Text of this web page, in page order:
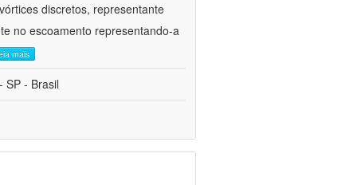
discretos, representante
no escoamento representando-a
mais
SP - Brasil